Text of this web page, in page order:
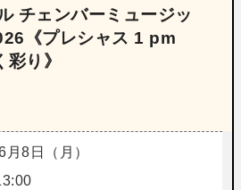
チェンバーミュージッ
《プレシャス 1 pm
り》
月8日（月）